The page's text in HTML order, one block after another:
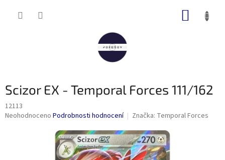
Scizor EX - Temporal Forces 111/162
12113
Průměrné
Neohodnoceno Podrobnosti hodnocení Značka: Temporal Forces